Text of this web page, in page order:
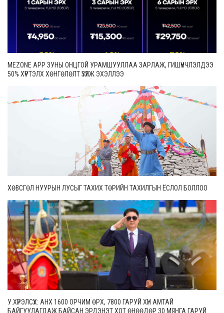
MEZONE APP ЗУНЫ ОНЦГОЙ УРАМШУУЛЛАА ЗАРЛАЖ, ГИШҮҮНЧЛЭЛДЭЭ
50% ХҮРТЭЛХ ХӨНГӨЛӨЛТ ҮЗҮҮЛЖ ЭХЭЛЛЭЭ
ХӨВСГӨЛ НУУРЫН ЛУСЫГ ТАХИХ ТӨРИЙН ТАХИЛГЫН ЁСЛОЛ БОЛЛОО
У.ХҮРЭЛСҮХ: АНХ 1600 ОРЧИМ ӨРХ, 7800 ГАРУЙ ХҮН АМТАЙ
БАЙГУУЛАГДАЖ БАЙСАН ЭРДЭНЭТ ХОТ ӨНӨӨДӨР 30 МЯНГА ГАРУЙ